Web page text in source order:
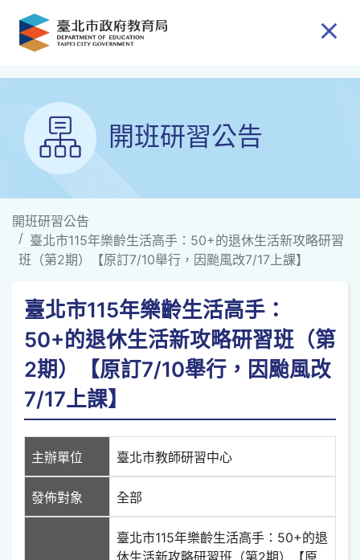
跳到主要內容
開班研習公告
開班研習公告
臺北市115年樂齡生活高手：50+的退休生活新攻略研習
班（第2期）【原訂7/10舉行，因颱風改7/17上課】
臺北市115年樂齡生活高手：
50+的退休生活新攻略研習班（第
2期）【原訂7/10舉行，因颱風改
7/17上課】
主辦單位 臺北市教師研習中心
發佈對象 全部
臺北市115年樂齡生活高手：50+的退
休生活新攻略研習班（第2期）【原